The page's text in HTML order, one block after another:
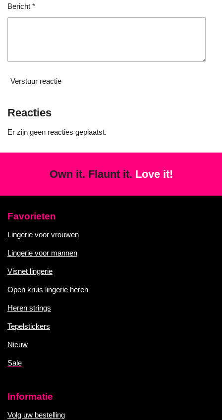
n
Bericht *
Verstuur reactie
Reacties
Er zijn geen reacties geplaatst.
Own it. Flaunt it. Love it!
Favorieten
Lingerie voor vrouwen
Lingerie voor mannen
Visnet lingerie
Open kruis lingerie heren
Heren strings
Tepelstickers
Nieuw
Sale
Informatie
Volg uw bestelling